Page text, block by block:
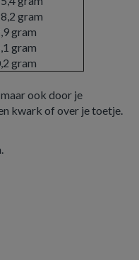
gram
gram
gram
gram
ook door je
kwark of over je toetje.